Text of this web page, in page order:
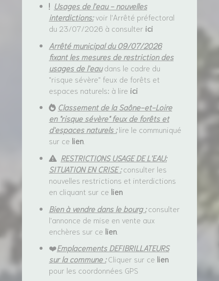
Usages de l'eau - nouvelles
interdictions:voir l'Arrêté préfectoral
du 23/07/2026 à consulter ici
Arrêté municipal du 09/07/2026
fixant les mesures de restriction des
usages de l'eaudans le cadre du
"risque sévère" feux de forêts et
espaces naturels: à lire ici
Classement de la Saône-et-Loire
en "risque sévère" feux de forêts et
d'espaces naturels :lire le communiqué
sur ce lien.
RESTRICTIONS USAGE DE L'EAU:
SITUATION EN CRISE :consulter les
nouvelles restrictions et interdictions
en cliquant sur ce lien
Bien à vendre dans le bourg :consulter
l'annonce de mise en vente aux
enchères sur ce lien.
❤️Emplacements DEFIBRILLATEURS
sur la commune :Cliquer sur ce lien
pour les coordonnées GPS